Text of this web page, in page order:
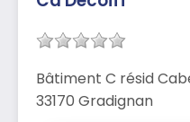
Bâtiment C résid
33170 Gradignan